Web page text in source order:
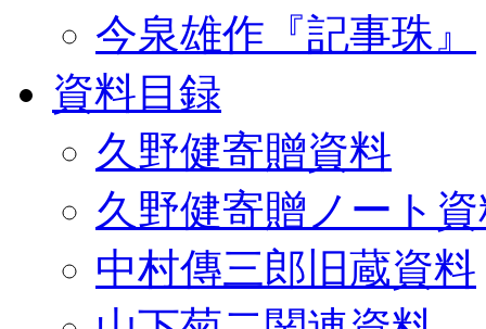
今泉雄作『記事珠』
資料目録
久野健寄贈資料
久野健寄贈ノート
中村傳三郎旧蔵資料